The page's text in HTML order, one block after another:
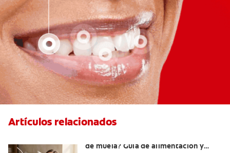
Artículos relacionados
de muela? Guía de alimentación y